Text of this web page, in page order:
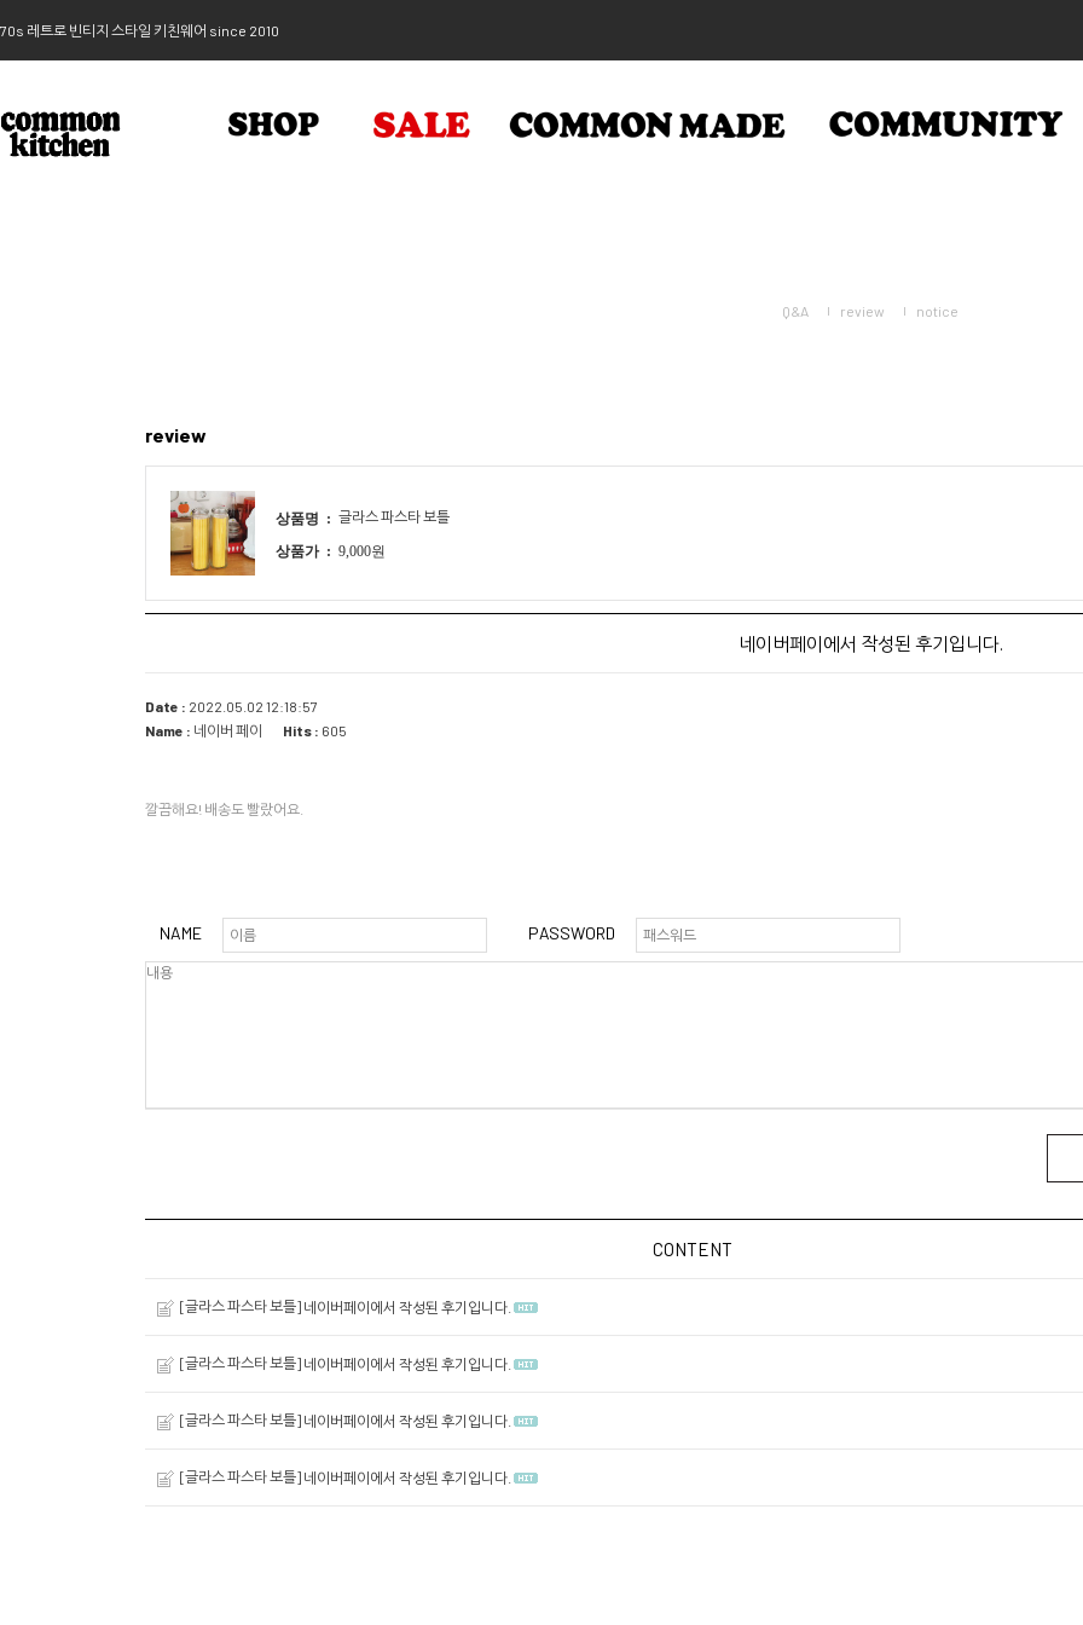
70s 레트로 빈티지 스타일 키친웨어 since 2010
Q&A review notice
review
상품명 : 글라스 파스타 보틀
상품가 : 9,000원
네이버페이에서 작성된 후기입니다.
Date : 2022.05.02 12:18:57
Name : 네이버 페이 Hits : 605
깔끔해요! 배송도 빨랐어요.
NAME PASSWORD
CONTENT
[글라스 파스타 보틀] 네이버페이에서 작성된 후기입니다.
[글라스 파스타 보틀] 네이버페이에서 작성된 후기입니다.
[글라스 파스타 보틀] 네이버페이에서 작성된 후기입니다.
[글라스 파스타 보틀] 네이버페이에서 작성된 후기입니다.